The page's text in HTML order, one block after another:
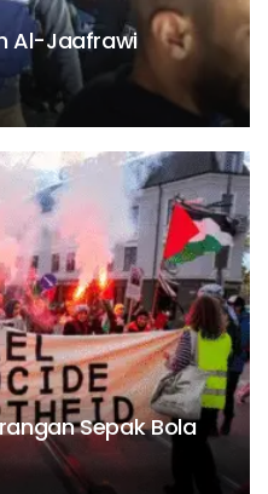
Al-Jaafrawi
Sepak Bola